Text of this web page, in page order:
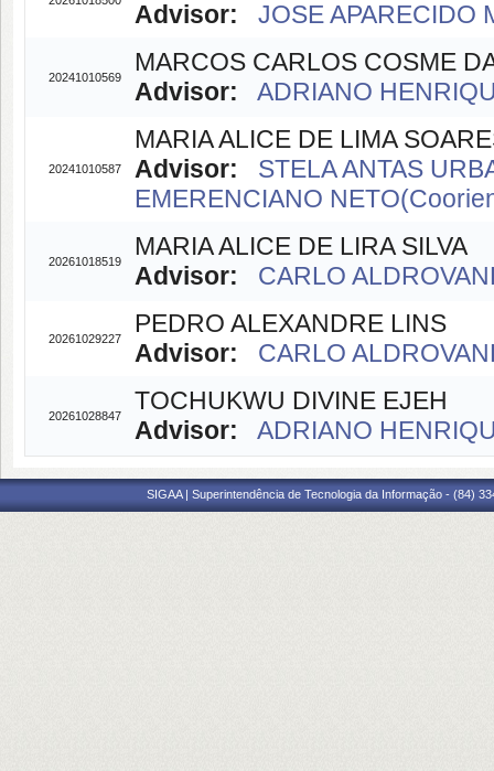
Advisor:
JOSE APARECIDO
20241010569
MARCOS CARLOS COSME
Advisor:
ADRIANO
20241010587
MARIA ALICE DE LIMA
Advisor:
STELA ANTAS
EMERENCIANO
20261018519
MARIA ALICE DE LIRA SILVA
Advisor:
CARLO
20261029227
PEDRO ALEXANDRE LINS
Advisor:
CARLO
20261028847
TOCHUKWU DIVINE EJEH
Advisor:
ADRIANO
SIGAA | Superintendência de Tecnologia da Informação - (84)